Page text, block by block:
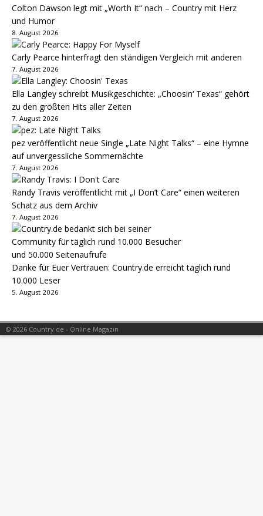
Colton Dawson legt mit „Worth It“ nach – Country mit Herz
und Humor
8. August 2026
Carly Pearce hinterfragt den ständigen Vergleich mit anderen
7. August 2026
Ella Langley schreibt Musikgeschichte: „Choosin‘ Texas“ gehört
zu den größten Hits aller Zeiten
7. August 2026
pez veröffentlicht neue Single „Late Night Talks“ – eine Hymne
auf unvergessliche Sommernächte
7. August 2026
Randy Travis veröffentlicht mit „I Don’t Care“ einen weiteren
Schatz aus dem Archiv
7. August 2026
Danke für Euer Vertrauen: Country.de erreicht täglich rund
10.000 Leser
5. August 2026
© 2026 Country.de - Online Magazin